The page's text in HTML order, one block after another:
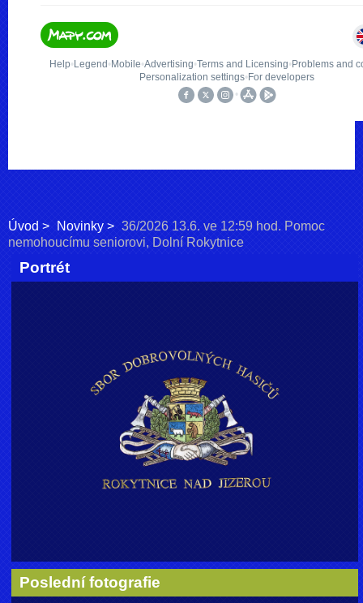
Úvod Novinky
36/2026 13.6. ve 12:59 hod. Pomoc
nemohoucímu seniorovi, Dolní Rokytnice
Portrét
Poslední fotografie